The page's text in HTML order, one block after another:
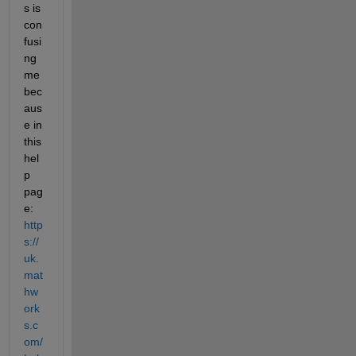
s is
con
fusi
ng
me
bec
aus
e in
this
hel
p
pag
e:
http
s://
uk.
mat
hw
ork
s.c
om/